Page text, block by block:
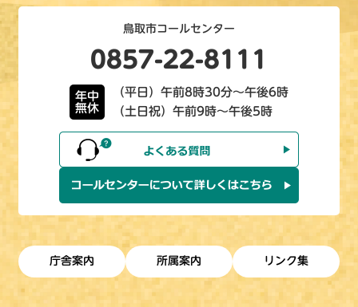
鳥取市コールセンター
0857-22-8111
年中
無休
（平日）午前8時30分～午後6時
（土日祝）午前9時～午後5時
庁舎案内 所属案内 リンク集